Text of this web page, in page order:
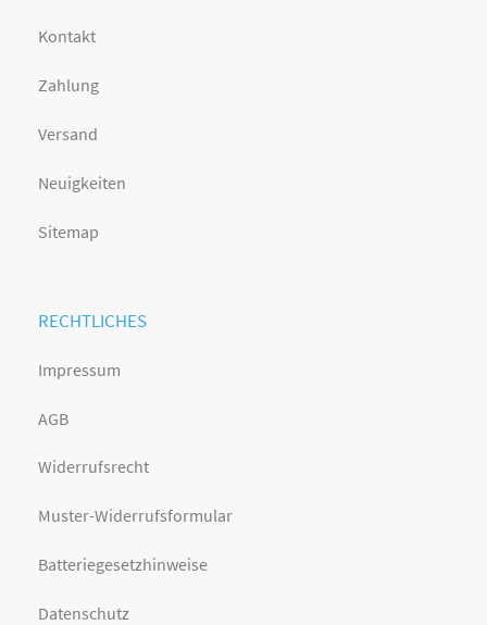
Kontakt
Zahlung
Versand
Neuigkeiten
Sitemap
RECHTLICHES
Impressum
AGB
Widerrufsrecht
Muster-Widerrufsformular
Batteriegesetzhinweise
Datenschutz